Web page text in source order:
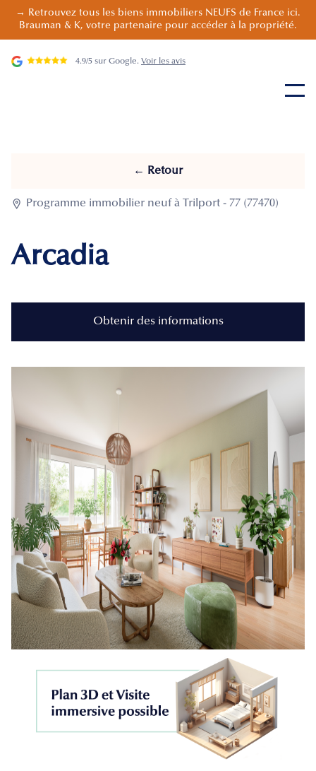
→ Retrouvez tous les biens immobiliers NEUFS de France ici.
Brauman & K, votre partenaire pour accéder à la propriété.
4.9/5 sur Google. Voir les avis
← Retour
 Programme immobilier neuf à Trilport - 77 (77470)
Arcadia
Obtenir des informations